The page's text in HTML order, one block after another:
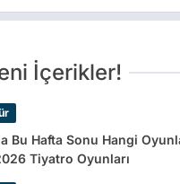
İçerikler!
Bu Hafta Sonu Hangi
Tiyatro Oyunları